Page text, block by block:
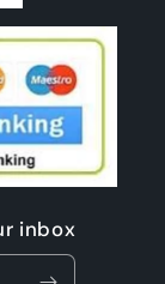
inbox